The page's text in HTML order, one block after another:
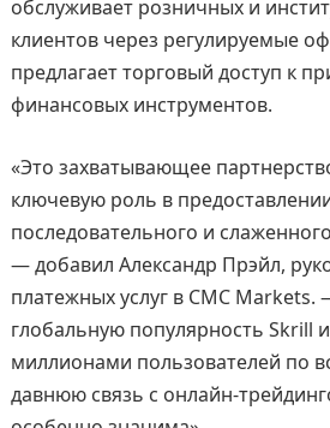
обслуживает розничных и
клиентов через регулируемые
предлагает торговый доступ к
финансовых инструментов.
«Это захватывающее
ключевую роль в
последовательного и
— добавил Александр Прэйл,
платежных услуг в CMC
глобальную популярность Skrill
миллионами пользователей по
давнюю связь с онлайн-